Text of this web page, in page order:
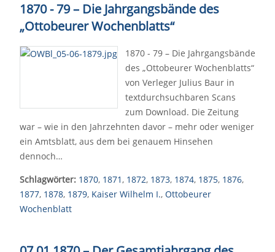
1870 - 79 – Die Jahrgangsbände des
„Ottobeurer Wochenblatts“
1870 - 79 – Die Jahrgangsbände
des „Ottobeurer Wochenblatts“
von Verleger Julius Baur in
textdurchsuchbaren Scans
zum Download. Die Zeitung
war – wie in den Jahrzehnten davor – mehr oder weniger
ein Amtsblatt, aus dem bei genauem Hinsehen
dennoch…
Schlagwörter: 1870, 1871, 1872, 1873, 1874, 1875, 1876,
1877, 1878, 1879, Kaiser Wilhelm I., Ottobeurer
Wochenblatt